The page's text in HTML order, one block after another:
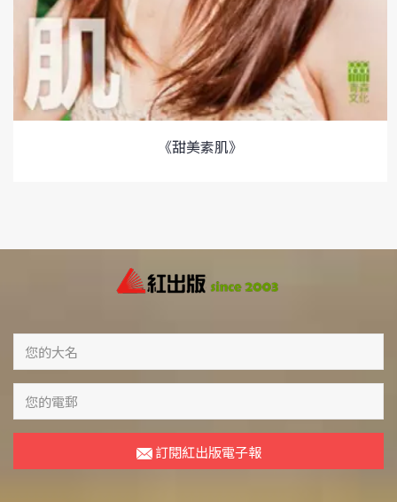
《甜美素肌》
訂閱紅出版電子報